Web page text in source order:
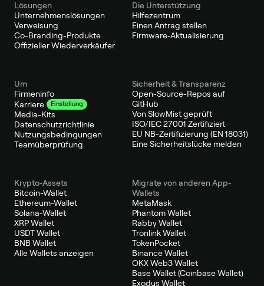
Lösungen
Unternehmenslösungen
Verweisung
Co-Branding-Produkte
Offizieller Wiederverkäufer
Die Unterstützung
Hilfezentrum
Einen Antrag stellen
Firmware-Aktualisierung
Um
Firmeninfo
Karriere
Einstellung
Media-Kits
Datenschutzrichtlinie
Nutzungsbedingungen
Teamüberprüfung
Sicherheit & Transparenz
Open-Source-Repos auf
GitHub
Von SlowMist geprüft
ISO/IEC 27001 Zertifiziert
EU NB-Zertifizierung (EN 18031)
Eine Sicherheitslücke melden
Krypto-Assets
Bitcoin-Wallet
Ethereum-Wallet
Solana-Wallet
XRP Wallet
USDT Wallet
BNB Wallet
Alle Wallets anzeigen
Migrate von anderen App-
Wallets
MetaMask
Phantom Wallet
Rabby Wallet
Tronlink Wallet
TokenPocket
Binance Wallet
OKX Web3 Wallet
Base Wallet (Coinbase Wallet)
Exodus Wallet